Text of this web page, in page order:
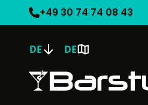
+49 30 74 74 08 43
DE DE